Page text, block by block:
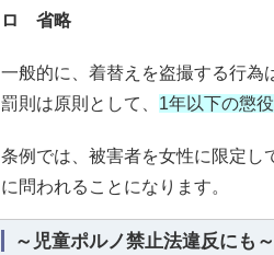
ロ 省略
一般的に、着替えを盗撮する行為
罰則は原則として、 1年以下の懲
条例では、被害者を女性に限定し
に問われることになります。
～児童ポルノ禁止法違反にも～